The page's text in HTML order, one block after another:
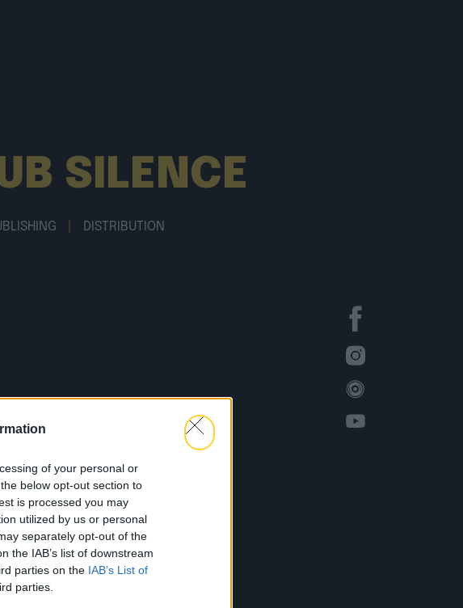
of your personal or
below opt-out section to
is processed you may
utilized by us or personal
separately opt-out of the
the IAB’s list of downstream
parties on the IAB’s List of
parties.
SILENCE
DISTRIBUTION